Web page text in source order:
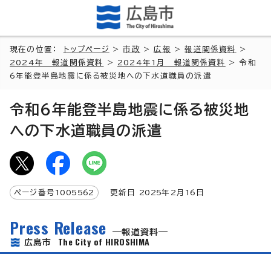
現在の位置： トップページ >市政 >広報 >報道関係資料
>
2024年 報道関係資料
> 2024年1月 報道関係資料
> 令和
6年能登半島地震に係る被災地への下水道職員の派遣
令和6年能登半島地震に係る被災地
への下水道職員の派遣
ページ番号 1005562 更新日 2025年2月 16 日
Press Release
報道資料
広島市 The City of HIROSHIMA